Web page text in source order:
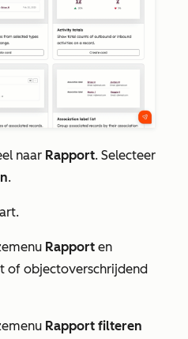
naar Rapport. Selecteer
.
Rapport en
of objectoverschrijdend
Rapport filteren